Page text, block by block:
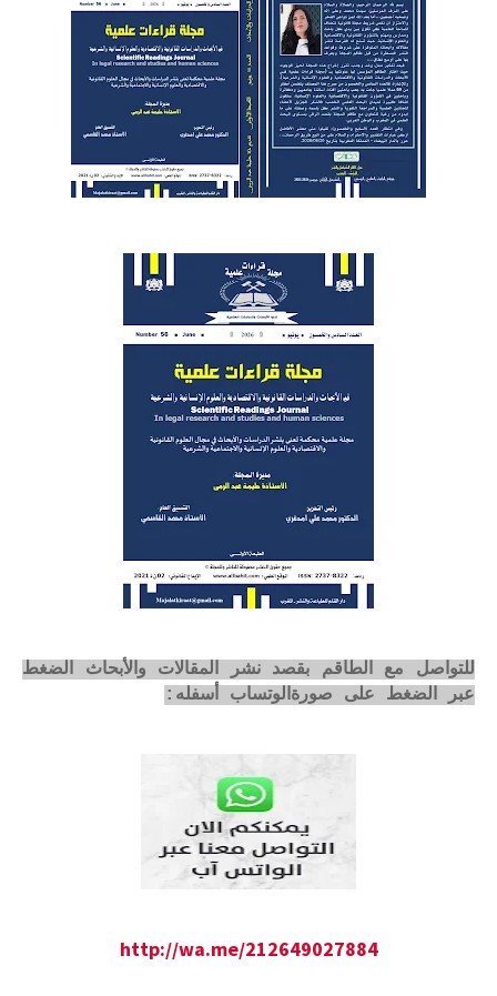
للتواصل مع الطاقم بقصد نشر المقالات والأبحاث الضغط
عبر الضغط على صورةالوتساب أسفله:
http://wa.me/212649027884